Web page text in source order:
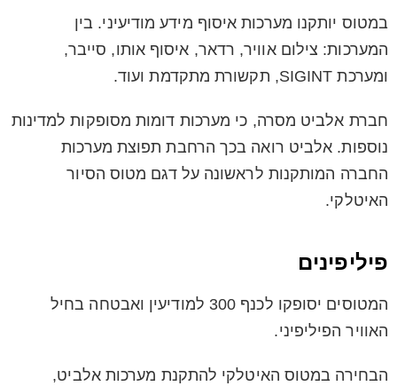
במטוס יותקנו מערכות איסוף מידע מודיעיני. בין
המערכות: צילום אוויר, רדאר, איסוף אותו, סייבר,
ומערכת SIGINT, תקשורת מתקדמת ועוד.
חברת אלביט מסרה, כי מערכות דומות מסופקות למדינות
נוספות. אלביט רואה בכך הרחבת תפוצת מערכות
החברה המותקנות לראשונה על דגם מטוס הסיור
האיטלקי.
פיליפינים
המטוסים יסופקו לכנף 300 למודיעין ואבטחה בחיל
האוויר הפיליפיני.
הבחירה במטוס האיטלקי להתקנת מערכות אלביט,